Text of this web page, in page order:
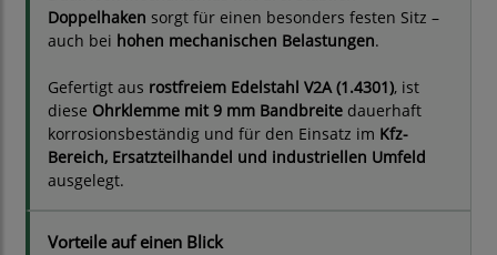
Doppelhaken sorgt für einen besonders festen Sitz –
auch bei hohen mechanischen Belastungen.
Gefertigt aus rostfreiem Edelstahl V2A (1.4301), ist
diese Ohrklemme mit 9 mm Bandbreite dauerhaft
korrosionsbeständig und für den Einsatz im Kfz-
Bereich, Ersatzteilhandel und industriellen Umfeld
ausgelegt.
Vorteile auf einen Blick